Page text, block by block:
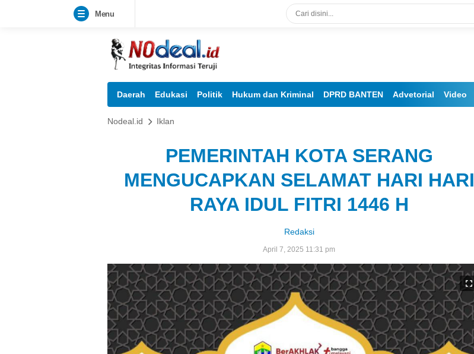
Menu
Daerah Edukasi Politik Hukum dan Kriminal DPRD BANTEN Advetorial Video
Nodeal.id Iklan
PEMERINTAH KOTA SERANG
MENGUCAPKAN SELAMAT HARI HARI
RAYA IDUL FITRI 1446 H
Redaksi
April 7, 2025 11:31 pm